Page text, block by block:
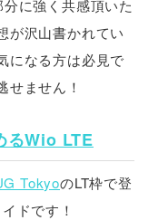
に強く共感頂いた
が沢山書かれてい
になる方は必見で
せません！
Wio LTE
TokyoのLT枠で登
ドです！